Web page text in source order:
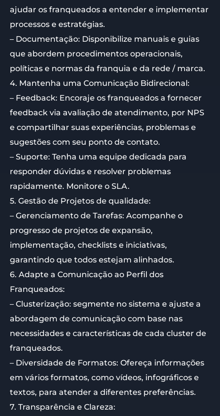
ajudar os franqueados a entender e implementar
processos e estratégias.
– Documentação: Disponibilize manuais e guias
que abordem procedimentos operacionais,
políticas e normas da franquia e da rede / marca.
4. Mantenha uma Comunicação Bidirecional:
– Feedback: Encoraje os franqueados a fornecer
feedback via avaliação de atendimento, por NPS
e compartilhar suas experiências, problemas e
sugestões com seu ponto de contato.
– Suporte: Tenha uma equipe dedicada para
responder dúvidas e resolver problemas
rapidamente. Monitore o SLA.
5. Gestão de Projetos de qualidade:
– Gerenciamento de Tarefas: Acompanhe o
progresso de projetos de expansão,
implementação, checklists e iniciativas,
garantindo que todos estejam alinhados.
6. Adapte a Comunicação ao Perfil dos
Franqueados:
– Clusterização: segmente no sistema e ajuste a
abordagem de comunicação com base nas
necessidades e características de cada cluster de
franqueados.
– Diversidade de Formatos: Ofereça informações
em vários formatos, como vídeos, infográficos e
textos, para atender a diferentes preferências.
7. Transparência e Clareza: